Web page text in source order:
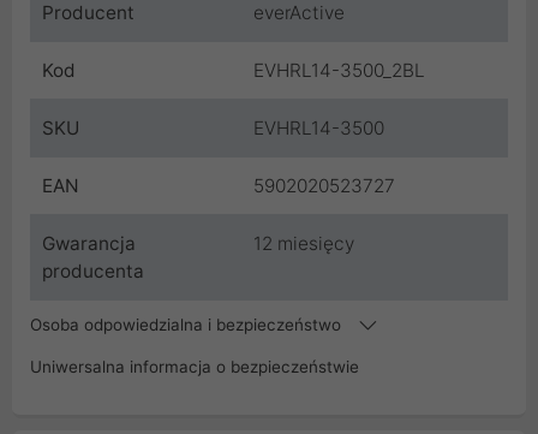
Producent everActive
Kod EVHRL14-3500_2BL
SKU EVHRL14-3500
EAN 5902020523727
Gwarancja
producenta
12 miesięcy
Osoba odpowiedzialna i bezpieczeństwo
Uniwersalna informacja o bezpieczeństwie